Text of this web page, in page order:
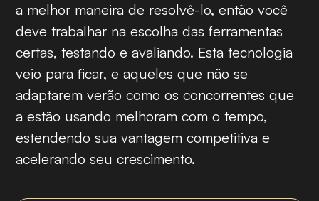
a melhor maneira de resolvê-lo, então você
deve trabalhar na escolha das ferramentas
certas, testando e avaliando. Esta tecnologia
veio para ficar, e aqueles que não se
adaptarem verão como os concorrentes que
a estão usando melhoram com o tempo,
estendendo sua vantagem competitiva e
acelerando seu crescimento.